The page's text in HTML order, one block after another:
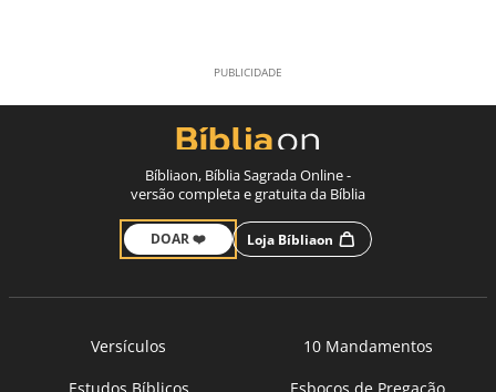
Bíbliaon, Bíblia Sagrada Online -
versão completa e gratuita da Bíblia
DOAR ❤️ Loja Bíbliaon
Versículos
10 Mandamentos